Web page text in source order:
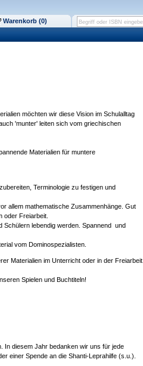
Warenkorb (0)
möchten wir diese Vision im Schulalltag
'munter' leiten sich vom griechischen
Materialien für muntere
Terminologie zu festigen und
allem mathematische Zusammenhänge. Gut
oder Freiarbeit.
Schülern lebendig werden. Spannend und
vom Dominospezialisten.
Materialien im Unterricht oder in der Freiarbeit.
Spielen und Buchtiteln!
In diesem Jahr bedanken wir uns für jede
einer Spende an die Shanti-Leprahilfe (s.u.).